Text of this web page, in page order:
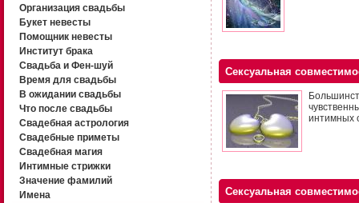
Организация свадьбы
Букет невесты
Помощник невесты
Институт брака
Свадьба и Фен-шуй
Время для свадьбы
В ожидании свадьбы
Что после свадьбы
Свадебная астрология
Свадебные приметы
Свадебная магия
Интимные стрижки
Значение фамилий
Имена
Сексуальная
интимных
Сексуальная